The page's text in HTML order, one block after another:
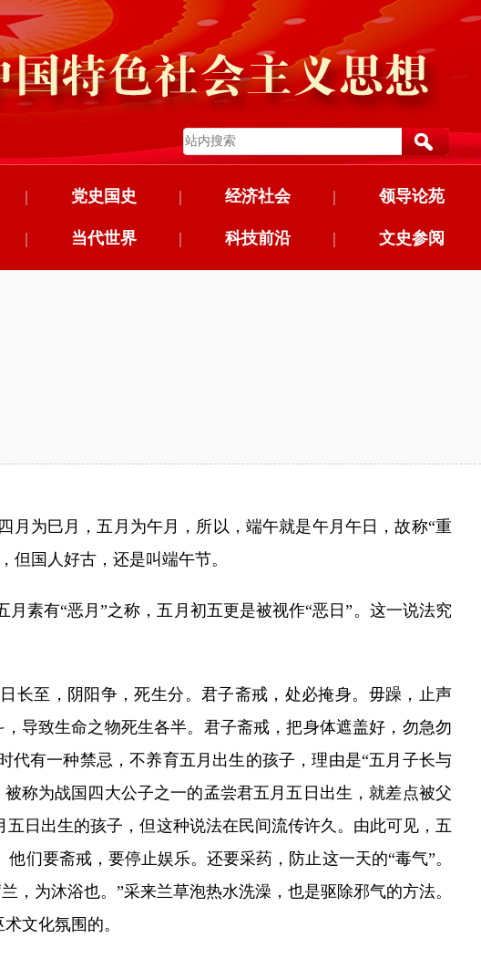
党史国史
| 经济社会
| 领导论苑
|
当代世界
| 科技前沿
| 文史参阅
|
为巳月，五月为午月，所以，端午就是午月午日，故称“重
国人好古，还是叫端午节。
素有“恶月”之称，五月初五更是被视作“恶日”。这一说法究
至，阴阳争，死生分。君子斋戒，处必掩身。毋躁，止声
导致生命之物死生各半。君子斋戒，把身体遮盖好，勿急勿
代有一种禁忌，不养育五月出生的孩子，理由是“五月子长与
称为战国四大公子之一的孟尝君五月五日出生，就差点被父
日出生的孩子，但这种说法在民间流传许久。由此可见，五
们要斋戒，要停止娱乐。还要采药，防止这一天的“毒气”。
，为沐浴也。”采来兰草泡热水洗澡，也是驱除邪气的方法。
文化氛围的。